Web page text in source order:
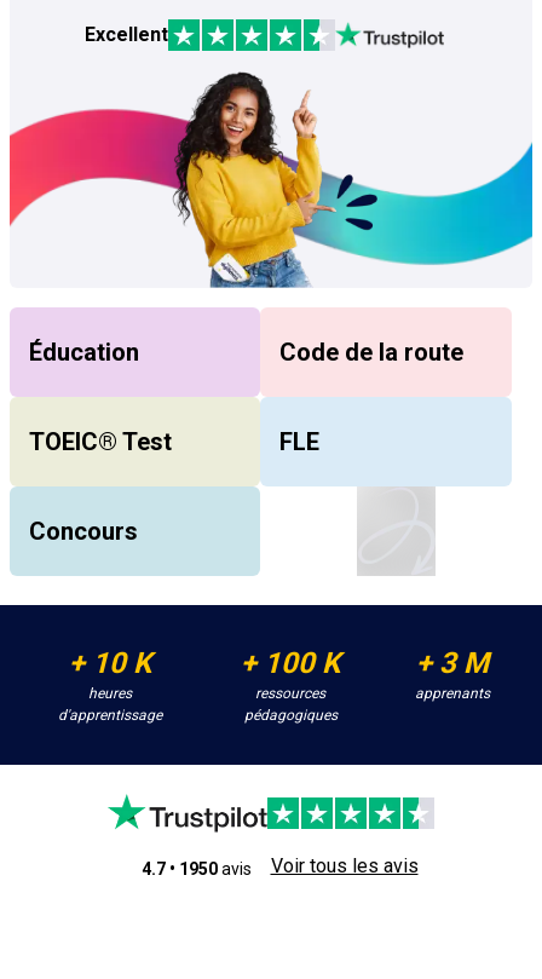
Excellent
Éducation Code de la route
TOEIC® Test FLE
Concours
+ 10 K
heures
d'apprentissage
+ 100 K
ressources
pédagogiques
+ 3 M
apprenants
4.7• 1950 avis Voir tous les avis